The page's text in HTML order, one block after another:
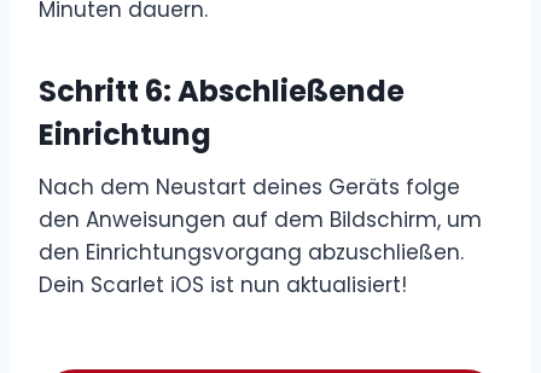
Minuten dauern.
Schritt 6:Abschließende
Einrichtung
Nach dem Neustart deines Geräts folge
den Anweisungen auf dem Bildschirm, um
den Einrichtungsvorgang abzuschließen.
Dein Scarlet iOS ist nun aktualisiert!